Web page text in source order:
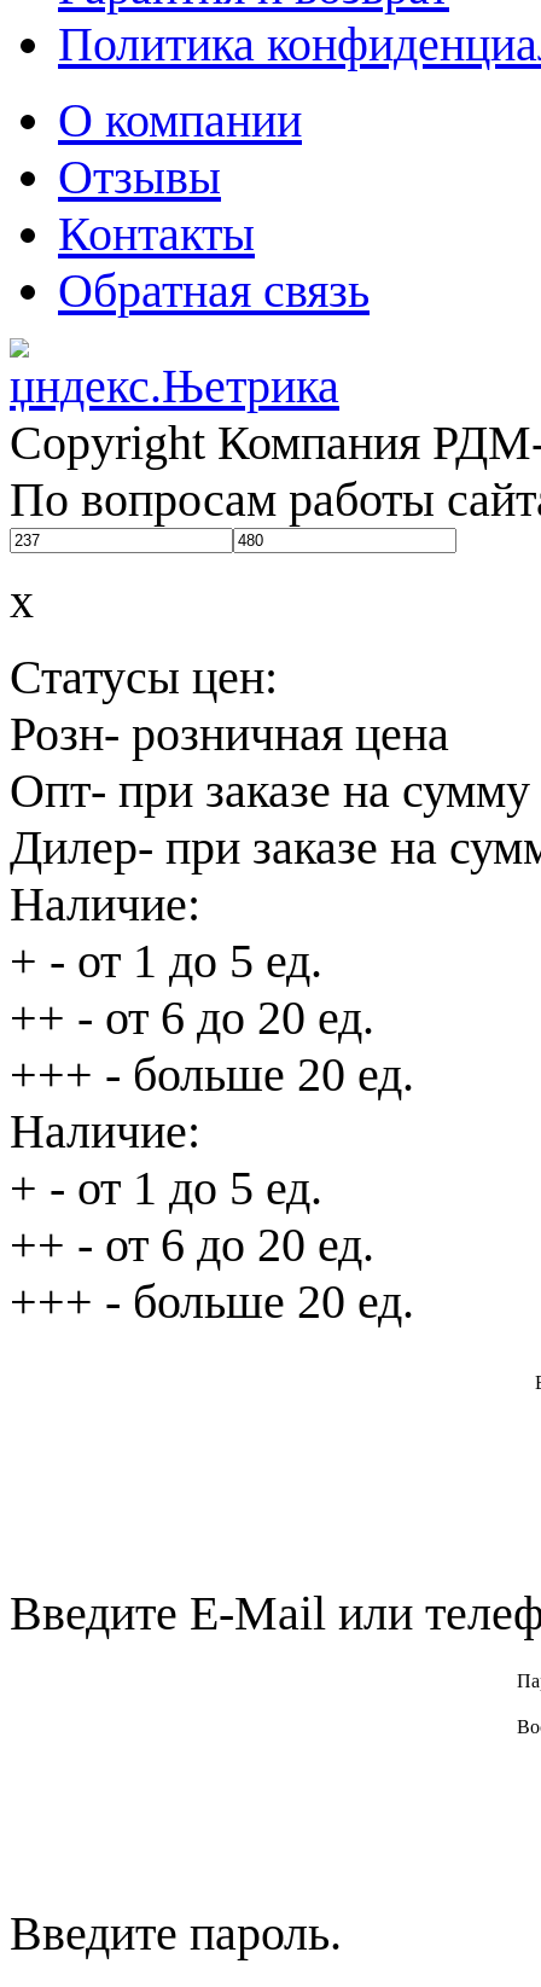
Политика
О компании
Отзывы
Контакты
Обратная связь
Copyright Компания
По вопросам работы
x
Статусы цен:
Розн- розничная цена
Опт- при заказе на
Дилер- при заказе на
Наличие:
+ - от 1 до 5 ед.
++ - от 6 до 20 ед.
+++ - больше 20 ед.
Наличие:
+ - от 1 до 5 ед.
++ - от 6 до 20 ед.
+++ - больше 20 ед.
Введите E-Mail или
Введите пароль.